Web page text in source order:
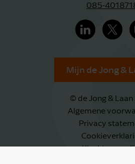
085-
Mijn de Jong &
© de Jong &
Algemene
Privacy